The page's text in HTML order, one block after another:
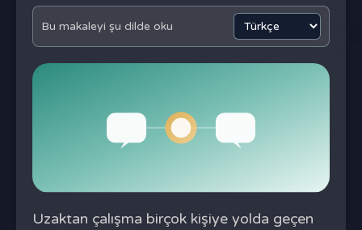
Bu makaleyi şu dilde oku
Uzaktan çalışma birçok kişiye yolda geçen